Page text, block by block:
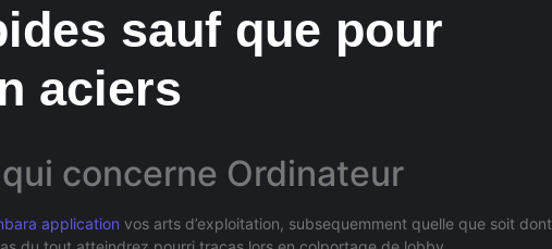
sauf que pour
aciers
concerne Ordinateur
application vos arts d’exploitation, subsequemment quelle que soit dont